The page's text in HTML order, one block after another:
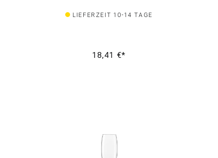
LIEFERZEIT 10-14 TAGE
18,41 €*